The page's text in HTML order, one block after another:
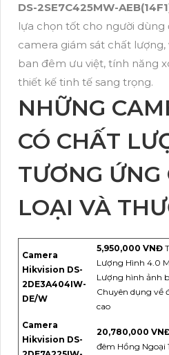
DS-2SE7C425MW-
lựa chọn tốt cho người
camera giám sát chất
ban đêm ưu việt, tính năng
thiết kế tinh tế sang trọng.
NHỮNG
CÓ CHẤT
TƯƠNG ỨNG
LOẠI VÀ
Camera
Hikvision DS-
2DE3A404IW-
DE/W
5,950,000 VNĐ
Lượng Hình 4.0
Lượng hình ảnh
Chuyên dụng về
cao
Camera
Hikvision DS-
20,780,000
đêm Hồng Ngoại